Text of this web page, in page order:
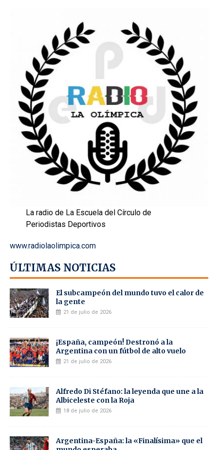
La radio de La Escuela del Círculo de
Periodistas Deportivos
www.radiolaolimpica.com
ÚLTIMAS NOTICIAS
El subcampeón del mundo tuvo el calor de
la gente
21 de julio de 2026
¡España, campeón! Destronó a la
Argentina con un fútbol de alto vuelo
21 de julio de 2026
Alfredo Di Stéfano: la leyenda que une a la
Albiceleste con la Roja
18 de julio de 2026
Argentina-España: la «Finalísima» que el